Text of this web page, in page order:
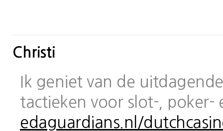
Christi
Ik geniet van de
tactieken voor slot-,
edaguardians.nl/